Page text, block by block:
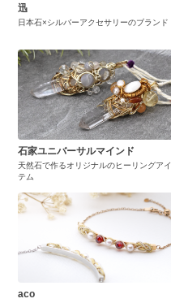
迅
日本石×シルバーアクセサリーのブランド
石家ユニバーサルマインド
天然石で作るオリジナルのヒーリングアイ
テム
aco